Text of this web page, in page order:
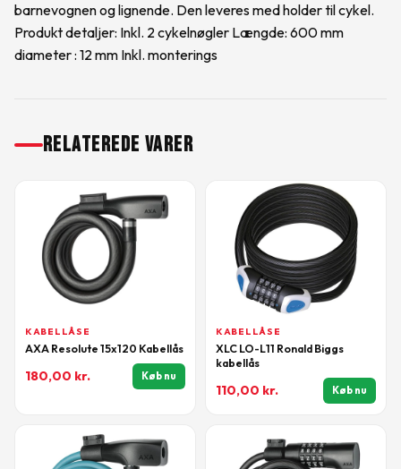
barnevognen og lignende. Den leveres med holder til cykel.
Produkt detaljer: Inkl. 2 cykelnøgler Længde: 600 mm
diameter : 12 mm Inkl. monterings
RELATEREDE VARER
KABELLÅSE
AXA Resolute 15x120 Kabellås
180,00 kr. Køb nu
KABELLÅSE
XLC LO-L11 Ronald Biggs
kabellås
110,00 kr. Køb nu